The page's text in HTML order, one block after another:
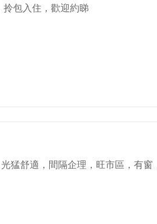
包入住，歡迎約睇
猛舒適，間隔企理，旺市區，有窗